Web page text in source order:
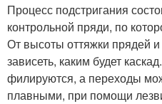
Процесс подстригания
контрольной пряди, по
От высоты оттяжки прядей и
зависеть, каким будет
филируются, а переходы
плавными, при помощи